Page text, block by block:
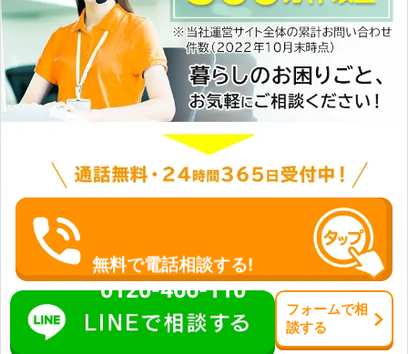
無料で電話相談する!
0120-466-110
フォームで相
談する